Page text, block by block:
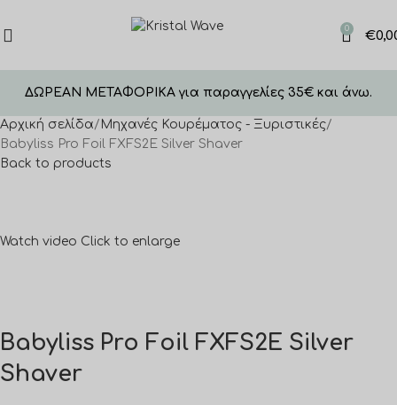
0 €
ΔΩΡΕΑΝ ΜΕΤΑΦΟΡΙΚΑ για παραγγελίες 35€ και άνω.
Αρχική σελίδα
Μηχανές Κουρέματος - Ξυριστικές
Babyliss Pro Foil FXFS2E Silver Shaver
Back to products
Watch video Click to enlarge
Babyliss Pro Foil FXFS2E Silver
Shaver